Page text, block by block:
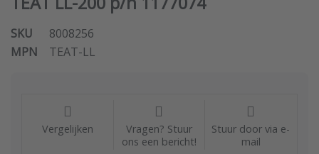
SKU
8008256
MPN
TEAT-LL
Vergelijken
Vragen? Stuur
ons een bericht!
Stuur door via e-
mail